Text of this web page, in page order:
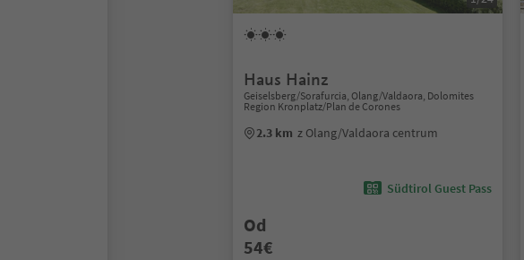
Haus Hainz
Geiselsberg/Sorafurcia, Olang/Valdaora, Dolomites
Region Kronplatz/Plan de Corones
2.3 km z Olang/Valdaora centrum
Südtirol Guest Pass
Od
54€